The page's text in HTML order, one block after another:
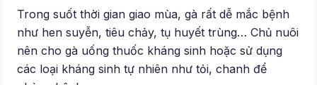
Trong suốt thời gian giao mùa, gà rất dễ mắc bệnh
như hen suyễn, tiêu chảy, tụ huyết trùng… Chủ nuôi
nên cho gà uống thuốc kháng sinh hoặc sử dụng
các loại kháng sinh tự nhiên như tỏi, chanh để